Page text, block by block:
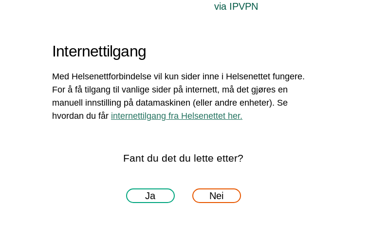
via IPVPN
Internettilgang
Med Helsenettforbindelse vil kun sider inne i Helsenettet fungere.
For å få tilgang til vanlige sider på internett, må det gjøres en
manuell innstilling på datamaskinen (eller andre enheter). Se
hvordan du får internettilgang fra Helsenettet her.
Fant du det du lette etter?
Ja Nei